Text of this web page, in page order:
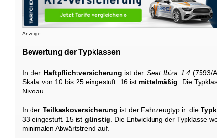
Anzeige
Bewertung der Typklassen
In der Haftpflichtversicherung ist der Seat Ibiza 1.4(7593/
Skala von 10 bis 25 eingestuft. 16 ist mittelmäßig . Die
Niveau.
In der Teilkaskoversicherung ist der Fahrzeugtyp in die
33 eingestuft. 15 ist günstig . Die Entwicklung der Typklasse
minimalen Abwärtstrend auf.